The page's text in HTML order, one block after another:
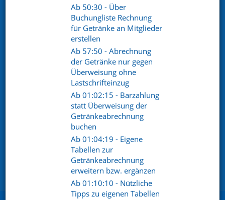
Ab 50:30 - Über
Buchungliste Rechnung
für Getränke an Mitglieder
erstellen
Ab 57:50 - Abrechnung
der Getränke nur gegen
Überweisung ohne
Lastschrifteinzug
Ab 01:02:15 - Barzahlung
statt Überweisung der
Getränkeabrechnung
buchen
Ab 01:04:19 - Eigene
Tabellen zur
Getränkeabrechnung
erweitern bzw. ergänzen
Ab 01:10:10 - Nützliche
Tipps zu eigenen Tabellen
Barrierefreiheitserklärung
Cookie Einstellungen